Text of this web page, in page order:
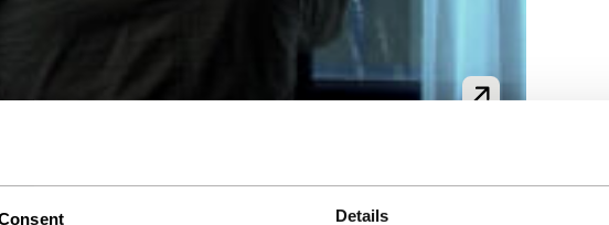
Details
verhaal van Mohammed B., die Theo van Gogh